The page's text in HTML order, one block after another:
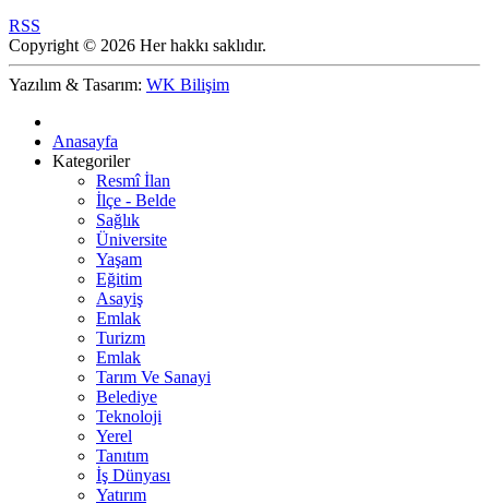
RSS
Copyright © 2026 Her hakkı saklıdır.
Yazılım & Tasarım: WK Bilişim
Anasayfa
Kategoriler
Resmî İlan
İlçe - Belde
Sağlık
Üniversite
Yaşam
Eğitim
Asayiş
Emlak
Turizm
Emlak
Tarım Ve Sanayi
Belediye
Teknoloji
Yerel
Tanıtım
İş Dünyası
Yatırım